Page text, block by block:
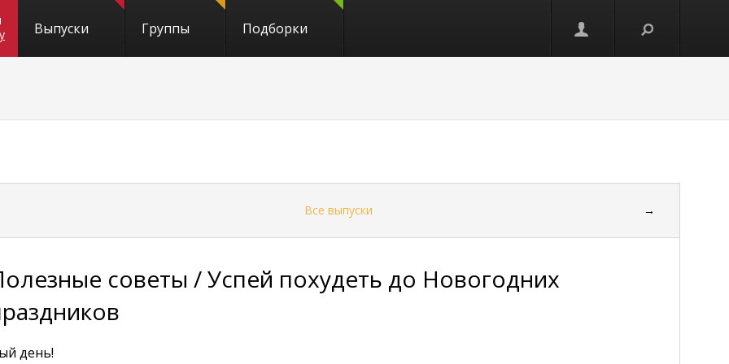
Выпуски Группы Подборки
Все выпуски →
советы / Успей похудеть до Новогодних
день!